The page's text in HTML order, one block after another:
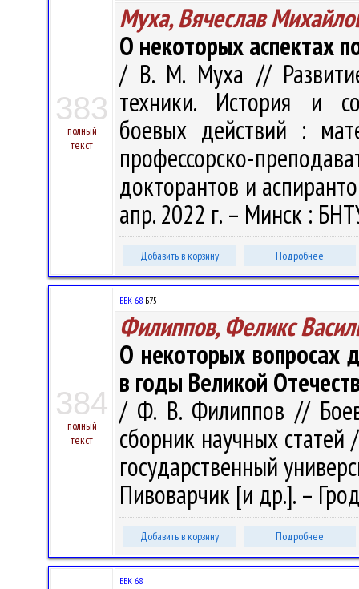
383
полный
текст
Муха, Вячеслав
О некоторых аспектах
/ В. М. Муха //
техники. История и
боевых действий :
профессорско-
докторантов и
апр. 2022 г. – Минск :
Добавить в корзину Подробнее
384
полный
текст
ББК 68.Б75
Филиппов, Феликс
О некоторых вопросах
в годы Великой
/ Ф. В. Филиппов //
сборник научных
государственный
Пивоварчик [и др.]. –
Добавить в корзину Подробнее
ББК 68